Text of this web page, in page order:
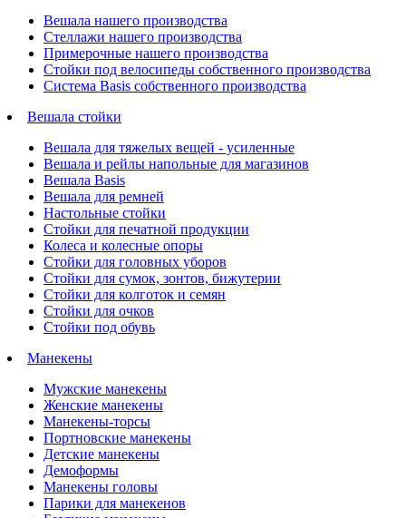
Вешала нашего производства
Стеллажи нашего производства
Примерочные нашего производства
Стойки под велосипеды собственного производства
Система Basis собственного производства
Вешала стойки
Вешала для тяжелых вещей - усиленные
Вешала и рейлы напольные для магазинов
Вешала Basis
Вешала для ремней
Настольные стойки
Стойки для печатной продукции
Колеса и колесные опоры
Стойки для головных уборов
Стойки для сумок, зонтов, бижутерии
Стойки для колготок и семян
Стойки для очков
Стойки под обувь
Манекены
Мужские манекены
Женские манекены
Манекены-торсы
Портновские манекены
Детские манекены
Демоформы
Манекены головы
Парики для манекенов